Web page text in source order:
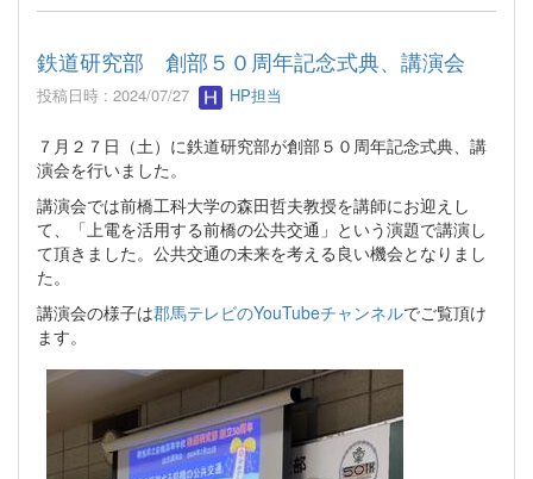
鉄道研究部 創部５０周年記念式典、講演会
投稿日時 : 2024/07/27 HP担当
７月２７日（土）に鉄道研究部が創部５０周年記念式典、講
演会を行いました。
講演会では前橋工科大学の森田哲夫教授を講師にお迎えし
て、「上電を活用する前橋の公共交通」という演題で講演し
て頂きました。公共交通の未来を考える良い機会となりまし
た。
講演会の様子は郡馬テレビのYouTubeチャンネルでご覧頂け
ます。